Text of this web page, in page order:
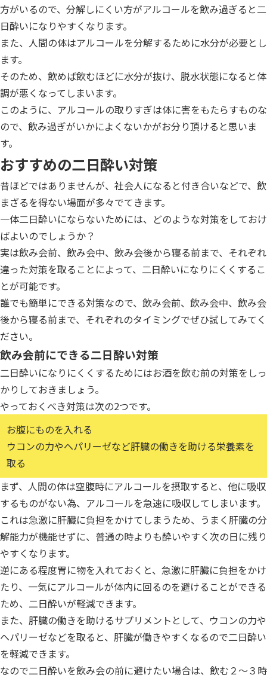
方がいるので、分解しにくい方がアルコールを飲み過ぎると二
日酔いになりやすくなります。
また、人間の体はアルコールを分解するために水分が必要とし
ます。
そのため、飲めば飲むほどに水分が抜け、脱水状態になると体
調が悪くなってしまいます。
このように、アルコールの取りすぎは体に害をもたらすものな
ので、飲み過ぎがいかによくないかがお分り頂けると思いま
す。
おすすめの二日酔い対策
昔ほどではありませんが、社会人になると付き合いなどで、飲
まざるを得ない場面が多々でてきます。
一体二日酔いにならないためには、どのような対策をしておけ
ばよいのでしょうか？
実は飲み会前、飲み会中、飲み会後から寝る前まで、それぞれ
違った対策を取ることによって、二日酔いになりにくくするこ
とが可能です。
誰でも簡単にできる対策なので、飲み会前、飲み会中、飲み会
後から寝る前まで、それぞれのタイミングでぜひ試してみてく
ださい。
飲み会前にできる二日酔い対策
二日酔いになりにくくするためにはお酒を飲む前の対策をしっ
かりしておきましょう。
やっておくべき対策は次の2つです。
お腹にものを入れる
ウコンの力やヘパリーゼなど肝臓の働きを助ける栄養素を
取る
まず、人間の体は空腹時にアルコールを摂取すると、他に吸収
するものがない為、アルコールを急速に吸収してしまいます。
これは急激に肝臓に負担をかけてしまうため、うまく肝臓の分
解能力が機能せずに、普通の時よりも酔いやすく次の日に残り
やすくなります。
逆にある程度胃に物を入れておくと、急激に肝臓に負担をかけ
たり、一気にアルコールが体内に回るのを避けることができる
ため、二日酔いが軽減できます。
また、肝臓の働きを助けるサプリメントとして、ウコンの力や
ヘパリーゼなどを取ると、肝臓が働きやすくなるので二日酔い
を軽減できます。
なので二日酔いを飲み会の前に避けたい場合は、飲む２～３時